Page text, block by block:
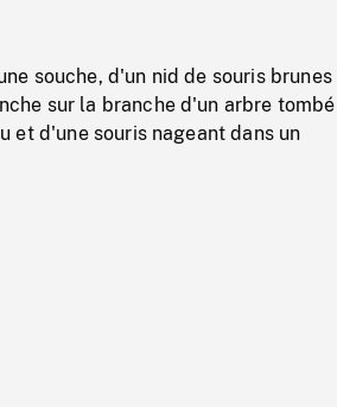
souche, d'un nid de souris brunes
sur la branche d'un arbre tombé
et d'une souris nageant dans un